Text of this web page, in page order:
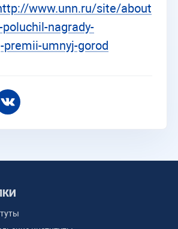
www.unn.ru/site/about
nagrady-
premii-umnyj-gorod